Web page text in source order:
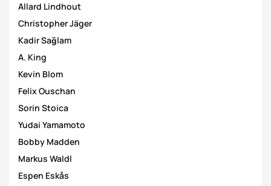
Allard Lindhout
Christopher Jäger
Kadir Sağlam
A. King
Kevin Blom
Felix Ouschan
Sorin Stoica
Yudai Yamamoto
Bobby Madden
Markus Waldl
Espen Eskås